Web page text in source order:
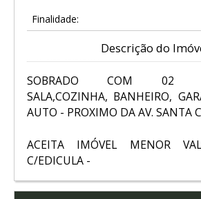
Finalidade:
Descrição do
SOBRADO COM 02
SALA,COZINHA, BANHEIRO,
AUTO - PROXIMO DA AV. SANTA
ACEITA IMÓVEL MENOR
C/EDICULA -